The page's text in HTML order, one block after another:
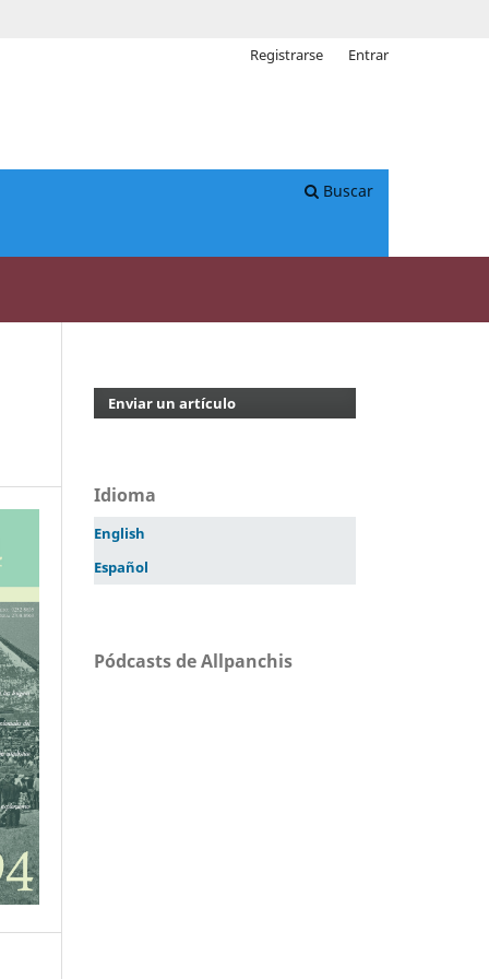
Buscar
Registrarse Entrar
Enviar un artículo
Idioma
English
Español
Pódcasts de Allpanchis